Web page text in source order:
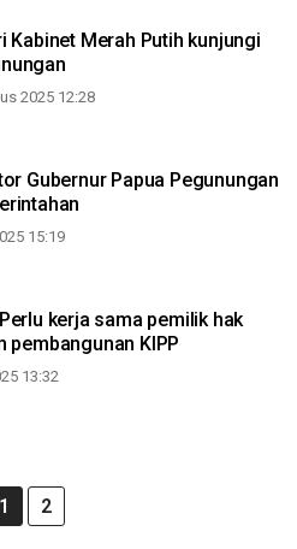
Kabinet Merah Putih kunjungi
2025 12:28
Gubernur Papua Pegunungan
15:19
kerja sama pemilik hak
pembangunan KIPP
13:32
1 2